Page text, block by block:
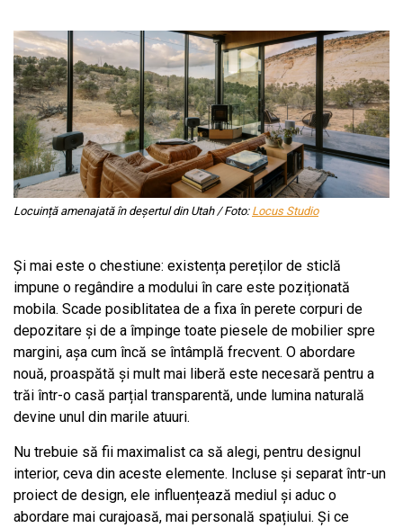
Locuință amenajată în deșertul din Utah / Foto: Locus Studio
Și mai este o chestiune: existența pereților de sticlă
impune o regândire a modului în care este poziționată
mobila. Scade posiblitatea de a fixa în perete corpuri de
depozitare și de a împinge toate piesele de mobilier spre
margini, așa cum încă se întâmplă frecvent. O abordare
nouă, proaspătă și mult mai liberă este necesară pentru a
trăi într-o casă parțial transparentă, unde lumina naturală
devine unul din marile atuuri.
Nu trebuie să fii maximalist ca să alegi, pentru designul
interior, ceva din aceste elemente. Incluse și separat într-un
proiect de design, ele influențează mediul și aduc o
abordare mai curajoasă, mai personală spațiului. Și ce